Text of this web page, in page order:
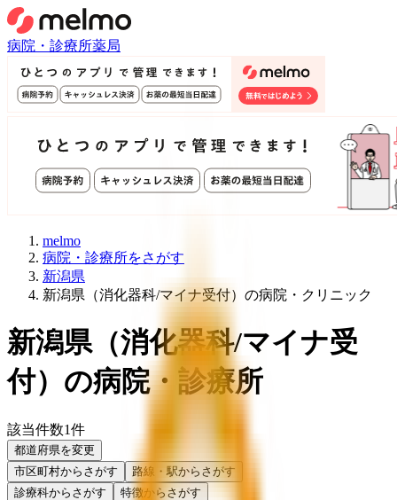
病院・診療所薬局
melmo
病院・診療所をさがす
新潟県
新潟県（消化器科/マイナ受付）の病院・クリニック
新潟県（消化器科/マイナ受
付） の病院・診療所
該当件数1件
都道府県を変更
市区町村からさがす 路線・駅からさがす
診療科からさがす
特徴からさがす